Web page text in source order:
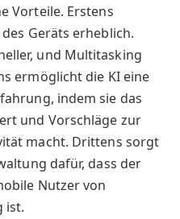
Vorteile. Erstens
Geräts erheblich.
und Multitasking
ermöglicht die KI eine
indem sie das
und Vorschläge zur
macht. Drittens sorgt
dafür, dass der
Nutzer von
ist.